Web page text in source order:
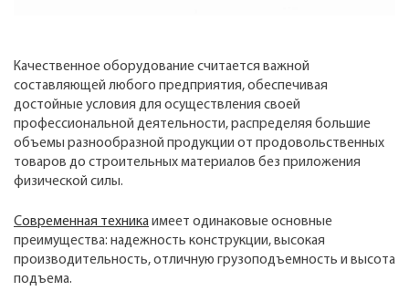
Качественное оборудование считается важной
составляющей любого предприятия, обеспечивая
достойные условия для осуществления своей
профессиональной деятельности, распределяя большие
объемы разнообразной продукции от продовольственных
товаров до строительных материалов без приложения
физической силы.
Современная техникаимеет одинаковые основные
преимущества: надежность конструкции, высокая
производительность, отличную грузоподъемность и высота
подъема.